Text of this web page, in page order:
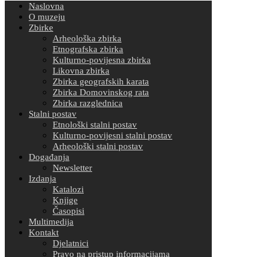
Naslovna
O muzeju
Zbirke
Arheološka zbirka
Etnografska zbirka
Kulturno-povijesna zbirka
Likovna zbirka
Zbirka geografskih karata
Zbirka Domovinskog rata
Zbirka razglednica
Stalni postav
Etnološki stalni postav
Kulturno-povijesni stalni postav
Arheološki stalni postav
Događanja
Newsletter
Izdanja
Katalozi
Knjige
Časopisi
Multimedija
Kontakt
Djelatnici
Pravo na pristup informacijama